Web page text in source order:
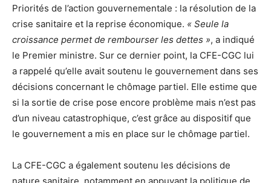
Priorités de l’action gouvernementale : la résolution de la
crise sanitaire et la reprise économique. « Seule la
croissance permet de rembourser les dettes », a indiqué
le Premier ministre. Sur ce dernier point, la CFE-CGC lui
a rappelé qu’elle avait soutenu le gouvernement dans ses
décisions concernant le chômage partiel. Elle estime que
si la sortie de crise pose encore problème mais n’est pas
d’un niveau catastrophique, c’est grâce au dispositif que
le gouvernement a mis en place sur le chômage partiel.
La CFE-CGC a également soutenu les décisions de